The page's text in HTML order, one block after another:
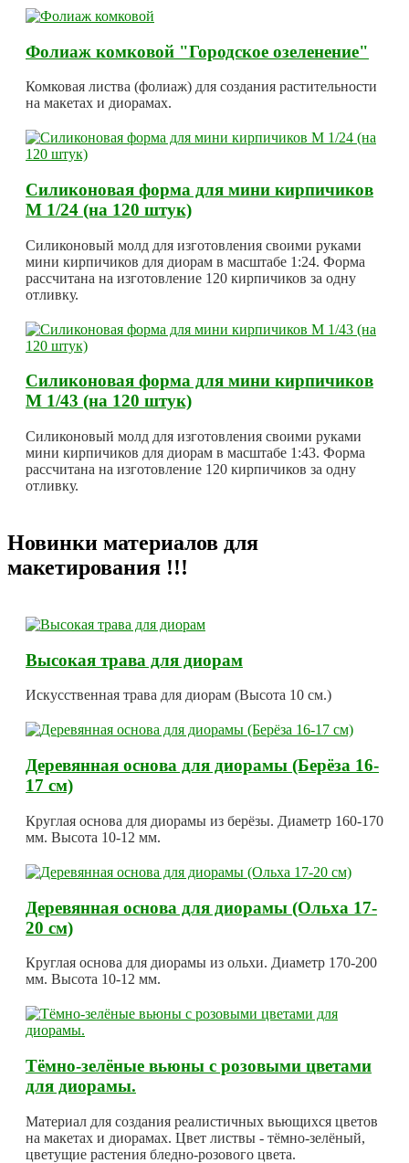
Фолиаж комковой "Городское озеленение"
Комковая листва (фолиаж) для создания растительности
на макетах и диорамах.
Силиконовая форма для мини кирпичиков
М 1/24 (на 120 штук)
Силиконовый молд для изготовления своими руками
мини кирпичиков для диорам в масштабе 1:24. Форма
рассчитана на изготовление 120 кирпичиков за одну
отливку.
Силиконовая форма для мини кирпичиков
М 1/43 (на 120 штук)
Силиконовый молд для изготовления своими руками
мини кирпичиков для диорам в масштабе 1:43. Форма
рассчитана на изготовление 120 кирпичиков за одну
отливку.
Новинки материалов для
макетирования !!!
Высокая трава для диорам
Искусственная трава для диорам (Высота 10 см.)
Деревянная основа для диорамы (Берёза 16-
17 см)
Круглая основа для диорамы из берёзы. Диаметр 160-170
мм. Высота 10-12 мм.
Деревянная основа для диорамы (Ольха 17-
20 см)
Круглая основа для диорамы из ольхи. Диаметр 170-200
мм. Высота 10-12 мм.
Тёмно-зелёные вьюны с розовыми цветами
для диорамы.
Материал для создания реалистичных вьющихся цветов
на макетах и диорамах. Цвет листвы - тёмно-зелёный,
цветущие растения бледно-розового цвета.